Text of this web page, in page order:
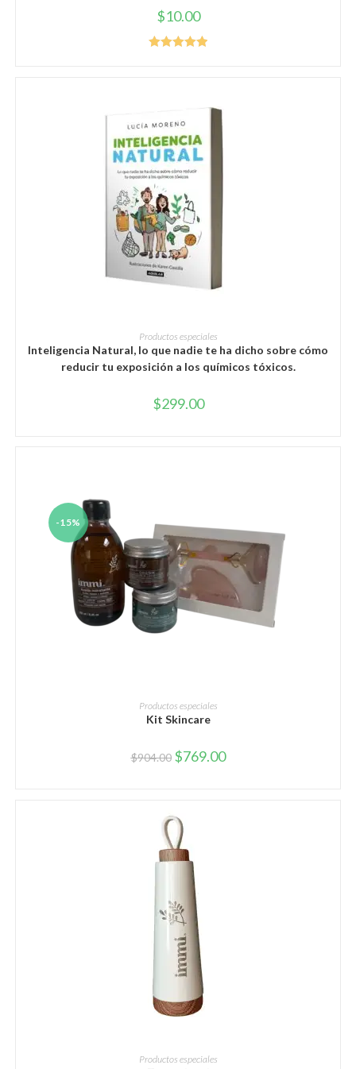
$10.00
AÑADIR AL CARRITO
Productos especiales
Inteligencia Natural, lo que nadie te ha dicho sobre cómo
reducir tu exposición a los químicos tóxicos.
$299.00
-15%
AÑADIR AL CARRITO
Productos especiales
Kit Skincare
$904.00 $769.00
AÑADIR AL CARRITO
Productos especiales